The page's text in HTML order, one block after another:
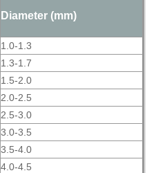
Diameter (mm)
1.0-1.3
1.3-1.7
1.5-2.0
2.0-2.5
2.5-3.0
3.0-3.5
3.5-4.0
4.0-4.5